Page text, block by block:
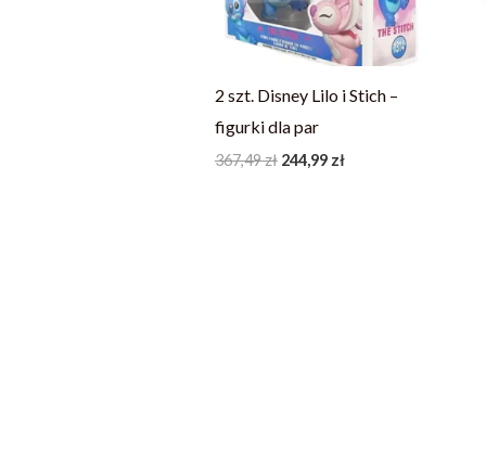
2 szt. Disney Lilo i Stich –
figurki dla par
367,49zł 244,99 zł